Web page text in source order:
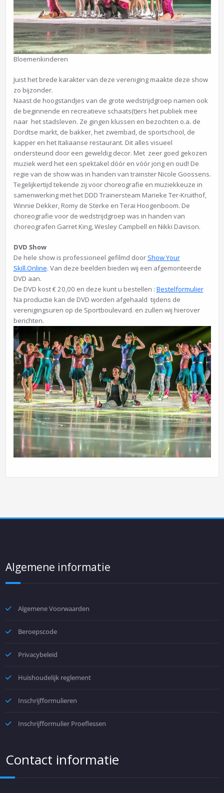
Bloemenkinderen
Juist het brede karakter van deze vereniging maakte deze show
zo bijzonder.
Naast de hoogstandjes van de grote wedstrijdgroep namen ook
de beginnende en recreatieve schaats(t)ers het publiek mee
naar het stadsleven. Ze gingen klussen en bezochten o.a. de
Dordtse markt, de bakker, het zwembad, de sportschool, de
kapper en het Italiaanse restaurant. Dit alles visueel
ondersteund door een geweldig decor. Met zeer goed gekozen
muziek werd het een spektakel dóór en vóór jong en oud! De
regie van de show was in handen van trainster Nicole Goossens.
Tegelijkertijd tekende zij voor choreografie en muziekkeuze in
samenwerking met het DDD Trainersteam Marieke Ter-Kruithof,
Winnie Dekker, Romy de Sterke en Terai Hoogenboom. De
choreografie voor de wedstrijdgroep was in handen van
choreografen Garret King, Wesley Campbell en Nikki Davison.
DVD Show
De hele show is professioneel gefilmd door Show Your
Skill.Online. Van deze beelden bieden wij een afgemonteerde
DVD aan.
De DVD kost € 20,00 en deze kunt u bestellen : Bestelformulier
Na productie kan de DVD worden afgehaald tijdens de
verenigingsuren op de Sportboulevard. en zullen wij hierover
berichten.
Algemene informatie
Algemene Voorwaarden
Beroepscode
Privacybeleid
Huishoudelijk reglement
Inschrijfformulieren
Inschrijfformulier Proeflessen
Contact informatie